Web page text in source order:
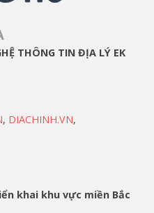
THÔNG TIN ĐỊA LÝ EK
, DIACHINH.VN,
khai khu vực miền Bắc